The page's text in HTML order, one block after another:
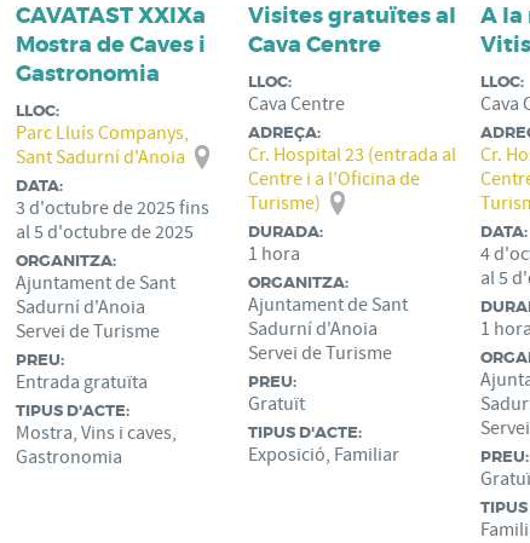
CAVATAST XXIXa
Mostra de Caves i
Gastronomia
LLOC:
Parc Lluís Companys,
Sant Sadurní d'Anoia
DATA:
3 d'octubrede2025 fins
al5 d'octubrede2025
ORGANITZA:
Ajuntament de Sant
Sadurní d'Anoia
Servei de Turisme
PREU:
Entrada gratuïta
TIPUS D'ACTE:
Mostra, Vins i caves,
Gastronomia
Visites gratuïtes al
Cava Centre
LLOC:
Cava Centre
ADREÇA:
Cr. Hospital 23 (entrada al
Centre i a l'Oficina de
Turisme)
DURADA:
1 hora
ORGANITZA:
Ajuntament de Sant
Sadurní d'Anoia
Servei de Turisme
PREU:
Gratuït
TIPUS D'ACTE:
Exposició, Familiar
A la
LLOC:
Cava
Cr.
DATA:
4d'
al5 d'
1 hora
PREU: